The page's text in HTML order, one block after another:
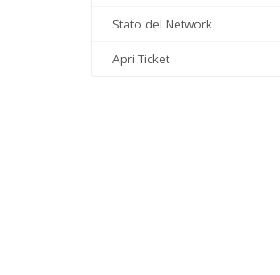
Stato del Network
Apri Ticket